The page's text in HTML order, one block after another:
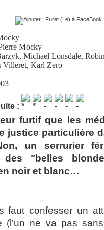
Mocky
,Michael Lonsdale,
Villeret,Karl Zero
:
furtif que les
justice particulière
un serrurier
des "belles
noir et blanc…
faut confesser un
ne va pas